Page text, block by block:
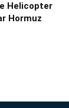
Helicopter
Hormuz